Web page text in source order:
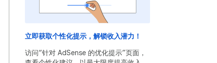
立即获取个性化提示，解锁收入潜力！
访问“针对 AdSense 的优化提示”页面，